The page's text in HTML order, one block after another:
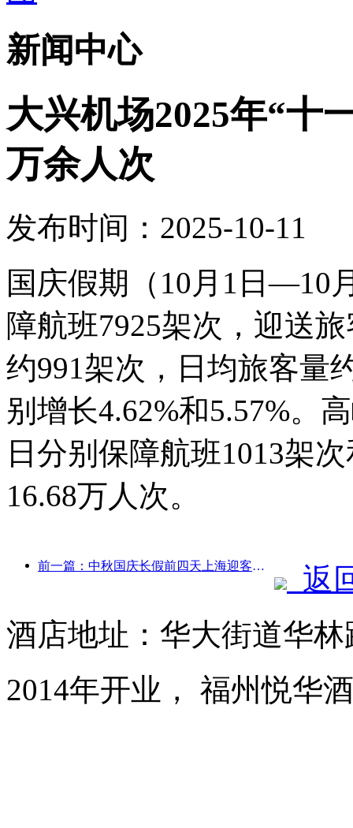
新闻中心
大兴机场2025年“十
万余人次
发布时间：2025-10-11
国庆假期（10月1日—10
障航班7925架次，迎送
约991架次，日均旅客量
别增长4.62%和5.57%。
日分别保障航班1013架
16.68万人次。
前一篇：中秋国庆长假前四天上海迎客逾1511万人次，同比增长超两成
返
酒店地址：华大街道华林
2014年开业， 福州悦